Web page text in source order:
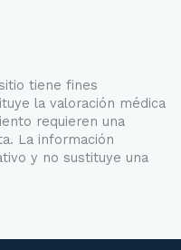
tiene fines
la valoración médica
requieren una
La información
y no sustituye una